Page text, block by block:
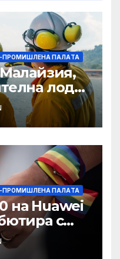
ПРОМИШЛЕНА ПАЛAТА
лодка
на
ПРОМИШЛЕНА ПАЛAТА
на Huawei
с
есен ·